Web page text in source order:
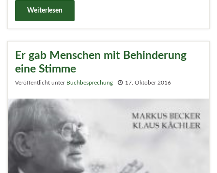
Weiterlesen
Er gab Menschen mit Behinderung
eine Stimme
Veröffentlicht unter Buchbesprechung 17. Oktober 2016